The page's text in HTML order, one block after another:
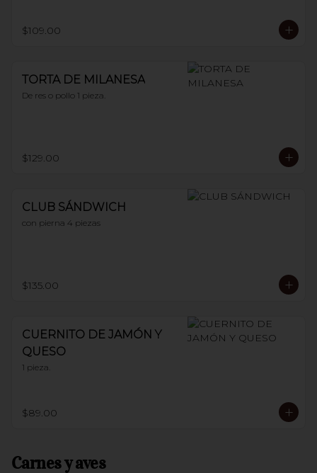
$109.00
TORTA DE MILANESA
De res o pollo 1 pieza.
$129.00
CLUB SÁNDWICH
con pierna 4 piezas
$135.00
CUERNITO DE JAMÓN Y
QUESO
1 pieza.
$89.00
Carnes y aves